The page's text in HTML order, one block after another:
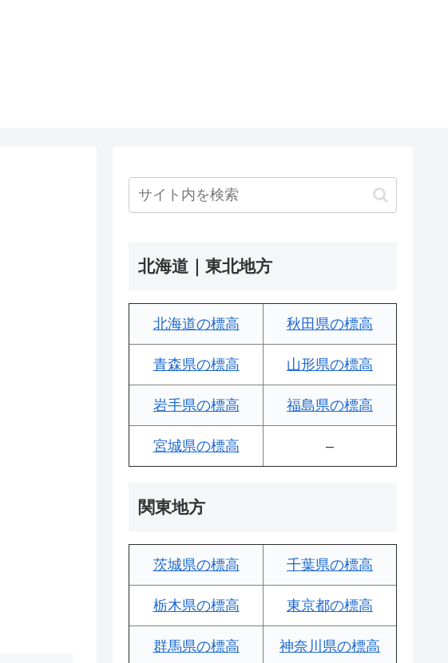
北海道｜東北地方
北海道の標高 秋田県の標高
青森県の標高 山形県の標高
岩手県の標高 福島県の標高
宮城県の標高 –
関東地方
茨城県の標高 千葉県の標高
栃木県の標高 東京都の標高
群馬県の標高 神奈川県の標高